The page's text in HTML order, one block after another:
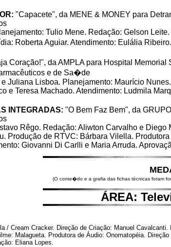
"Capacete", da MENE & MONEY para
Tulio Mene. Redação: Gelson
Roberta Aguiar. Atendimento: Eulália
Coração!", da AMPLA para Hospital Memorial
e de Sa�de
Juliana Lisboa. Planejamento: Maurício
e Teresa Machado. Atendimento: Ludmila
INTEGRADAS: "O Bem Faz Bem", da
Rêgo. Redação: Aliwton Carvalho e
Produção de RTVC: Bárbara Vilella.
Giovanni Di Carlli e Maria Arruda.
(O conte�do e a grafia das fichas técnicas foram
ÁREA:
/ Cream Cracker. Direção de Criação: Manuel
Malagueta. Produtora de Áudio: Onomatopéia.
Eliana Lopes.